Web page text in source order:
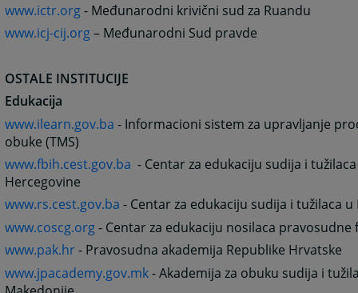
www.ictr.org- Međunarodni krivični sud za Ruandu
www.icj-cij.org– Međunarodni Sud pravde
OSTALE INSTITUCIJE
Edukacija
www.ilearn.gov.ba - Informacioni sistem za upravljanje
obuke (TMS)
www.fbih.cest.gov.ba - Centar za edukaciju sudija i
Hercegovine
www.rs.cest.gov.ba - Centar za edukaciju sudija i tužilaca
www.coscg.org- Centar za edukaciju nosilaca pravosudne
www.pak.hr- Pravosudna akademija Republike Hrvatske
www.jpacademy.gov.mk- Akademija za obuku sudija i